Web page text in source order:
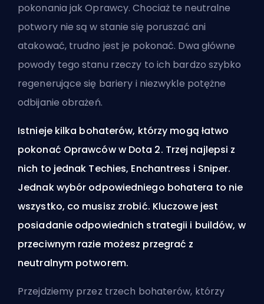
pokonania jak Oprawcy. Chociaż te neutralne
potwory nie są w stanie się poruszać ani
atakować, trudno jest je pokonać. Dwa główne
powody tego stanu rzeczy to ich bardzo szybko
regenerujące się bariery i niezwykle potężne
odbijanie obrażeń.
Istnieje kilka bohaterów, którzy mogą łatwo
pokonać Oprawców w Dota 2. Trzej najlepsi z
nich to jednak Techies, Enchantress i Sniper.
Jednak wybór odpowiedniego bohatera to nie
wszystko, co musisz zrobić. Kluczowe jest
posiadanie odpowiednich strategii i buildów, w
przeciwnym razie możesz przegrać z
neutralnym potworem.
Przejdziemy przez trzech bohaterów, którzy